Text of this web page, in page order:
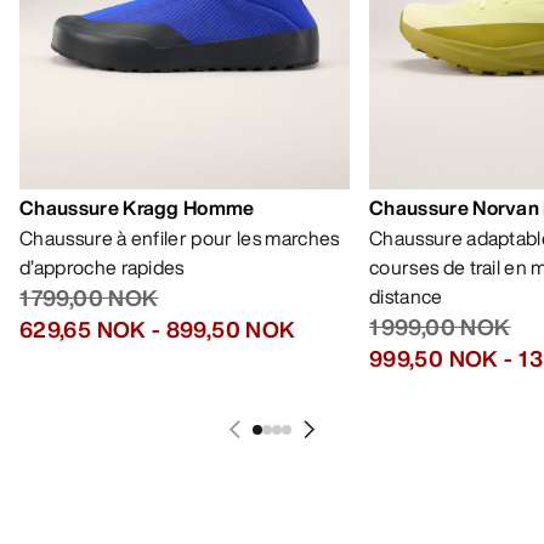
Chaussure Kragg Homme
Chaussure à enfiler pour les marches
d’approche rapides
1 799,00 NOK
629,65 NOK- 899,50 NOK
Chaussure
Chaussure
courses de trail en
distance
1 999,00 NOK
999,50 NOK- 1